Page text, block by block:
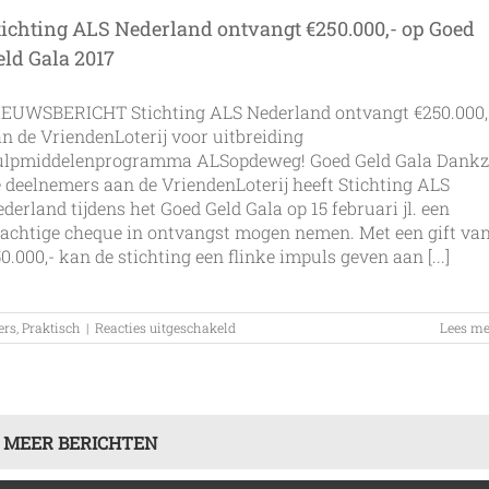
Paulowna
ALS Nederland ontvangt €250.000,- op Goed
Gala 2017
Stichting ALS Nederland ontvangt
de VriendenLoterij voor uitbreiding
ALSopdeweg! Goed Geld Gala
deelnemers aan de VriendenLoterij heeft Stichting ALS
tijdens het Goed Geld Gala op 15 februari jl. een
cheque in ontvangst mogen nemen. Met een gift
kan de stichting een flinke impuls geven aan [...]
Praktisch | Reacties uitgeschakeld
Stichting
Lees
BERICHTEN